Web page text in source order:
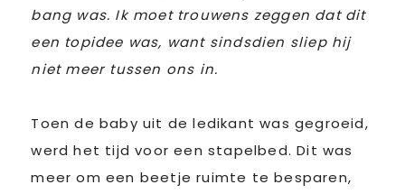
bang was. Ik moet trouwens zeggen dat dit
een topidee was, want sindsdien sliep hij
niet meer tussen ons in.
Toen de baby uit de ledikant was gegroeid,
werd het tijd voor een stapelbed. Dit was
meer om een beetje ruimte te besparen,